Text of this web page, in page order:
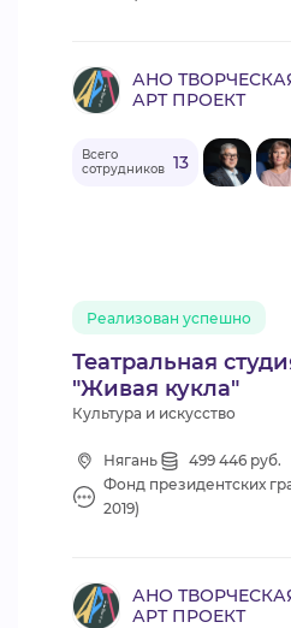
АНО
АРТ ПРОЕКТ
Всего
сотрудников 13
Театральная
"Живая кукла"
Реализован успешно
Культура и искусство
Нягань
499 446 руб.
Фонд президентских
2019)
АНО
АРТ ПРОЕКТ